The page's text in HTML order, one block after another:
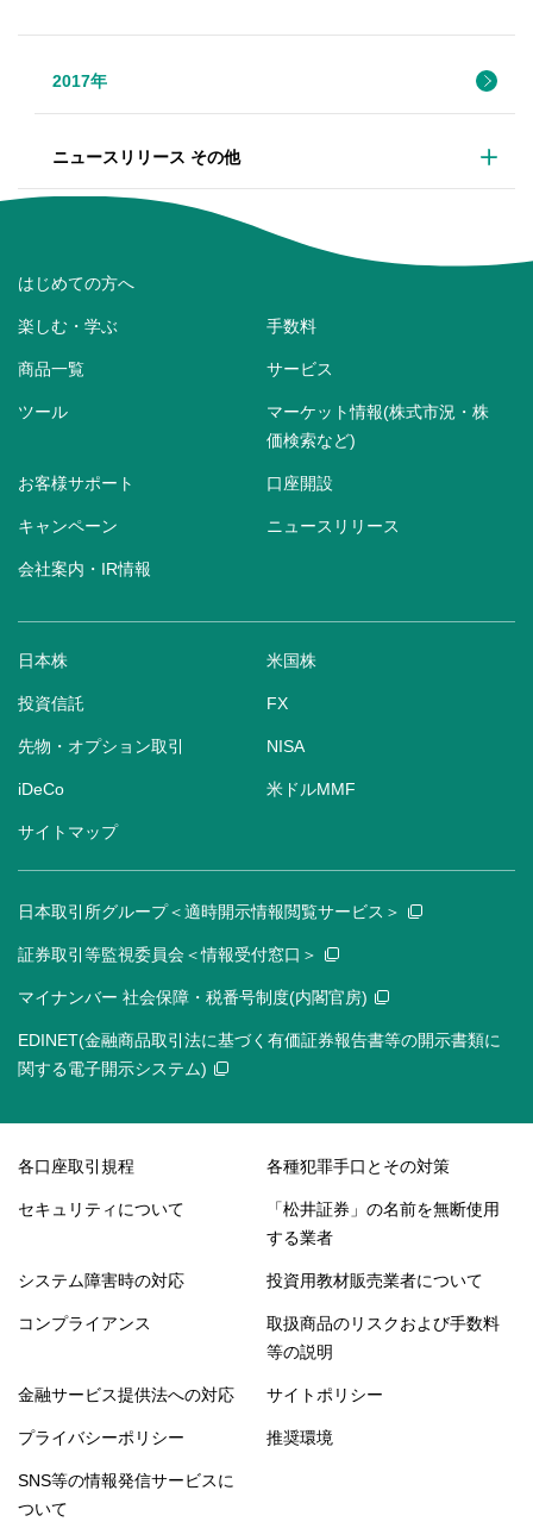
2017年
ニュースリリース その他
はじめての方へ
楽しむ・学ぶ 手数料
商品一覧 サービス
ツール
マーケット情報(株式市況・株
価検索など)
お客様サポート 口座開設
キャンペーン ニュースリリース
会社案内・IR情報
日本株 米国株
投資信託 FX
先物・オプション取引 NISA
iDeCo 米ドルMMF
サイトマップ
日本取引所グループ＜適時開示情報閲覧サービス＞
証券取引等監視委員会＜情報受付窓口＞
マイナンバー 社会保障・税番号制度(内閣官房)
EDINET(金融商品取引法に基づく有価証券報告書等の開示書類に
関する電子開示システム)
各口座取引規程 各種犯罪手口とその対策
セキュリティについて
「松井証券」の名前を無断使用
する業者
システム障害時の対応 投資用教材販売業者について
コンプライアンス
取扱商品のリスクおよび手数料
等の説明
金融サービス提供法への対応 サイトポリシー
プライバシーポリシー 推奨環境
SNS等の情報発信サービスに
ついて